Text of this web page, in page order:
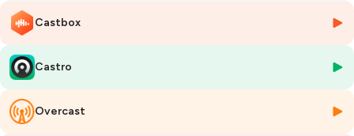
Fifty, Ultim. Équipier aussi discret qu'efficace, il enchaîne les
embarquements, avec Fabien Delahaye sur le circuit Class40 cette
a tenté le Trophée Jules Verne à l’hiver 2024-2025.
Dans cet épisode, il raconte sans détour la vie d’un marin embarqué
sur les projets des autres, souvent dans l’incertitude, toujours avec
l’envie de progresser. Il partage aussi son envie de retrouver un projet
Castbox
Castro
Overcast